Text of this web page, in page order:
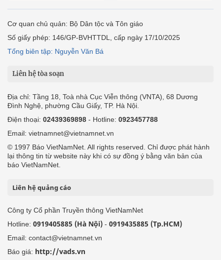
Cơ quan chủ quản: Bộ Dân tộc và Tôn giáo
Số giấy phép: 146/GP-BVHTTDL, cấp ngày 17/10/2025
Tổng biên tập: Nguyễn Văn Bá
Liên hệ tòa soạn
Địa chỉ: Tầng 18, Toà nhà Cục Viễn thông (VNTA), 68 Dương
Đình Nghệ, phường Cầu Giấy, TP. Hà Nội.
Điện thoại: 02439369898 - Hotline: 0923457788
Email: vietnamnet@vietnamnet.vn
© 1997 Báo VietNamNet. All rights reserved. Chỉ được phát hành
lại thông tin từ website này khi có sự đồng ý bằng văn bản của
báo VietNamNet.
Liên hệ quảng cáo
Công ty Cổ phần Truyền thông VietNamNet
Hotline: 0919405885 (Hà Nội) - 0919435885 (Tp.HCM)
Email: contact@vietnamnet.vn
Báo giá: http://vads.vn